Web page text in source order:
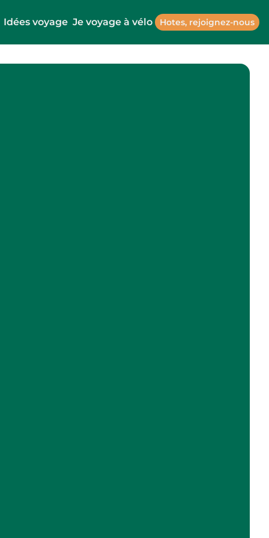
Idées voyage Je voyage à vélo Hotes, rejoignez-nous